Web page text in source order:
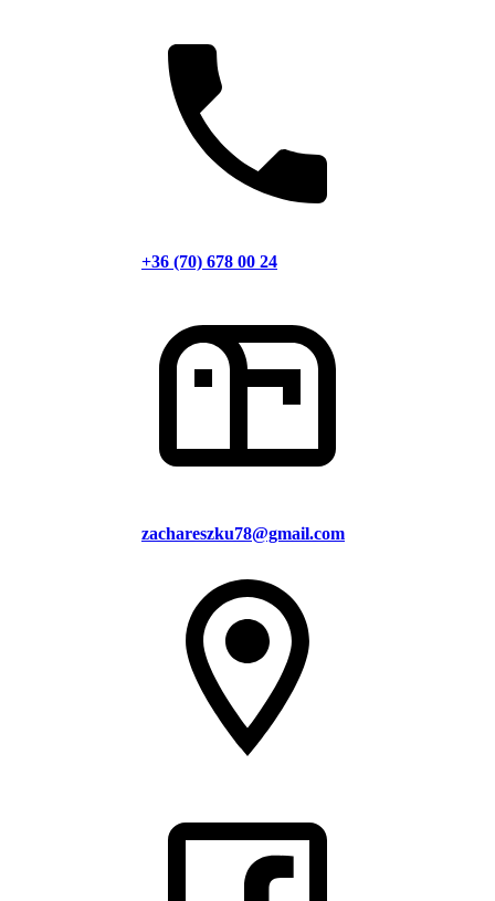
+36 (70) 678 00 24
zachareszku78@gmail.com